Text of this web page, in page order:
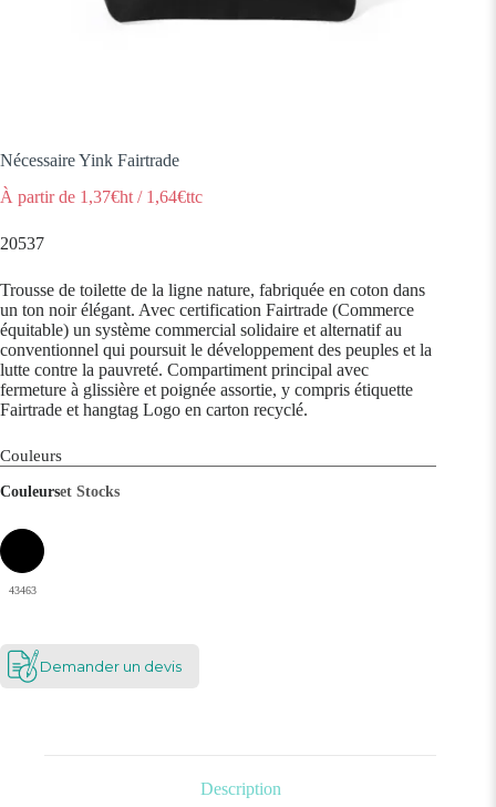
Nécessaire Yink Fairtrade
À partir de 1,37€ht / 1,64€ttc
20537
Trousse de toilette de la ligne nature, fabriquée en coton dans
un ton noir élégant. Avec certification Fairtrade (Commerce
équitable) un système commercial solidaire et alternatif au
conventionnel qui poursuit le développement des peuples et la
lutte contre la pauvreté. Compartiment principal avec
fermeture à glissière et poignée assortie, y compris étiquette
Fairtrade et hangtag Logo en carton recyclé.
Couleurs
Couleurset Stocks
43463
Demander un devis
Description